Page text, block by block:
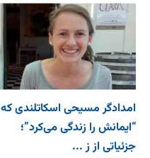
امدادگر مسیحی اسکاتلندی که
“ایمانش را زندگی می‌کرد”؛
جزئیاتی از ز ...